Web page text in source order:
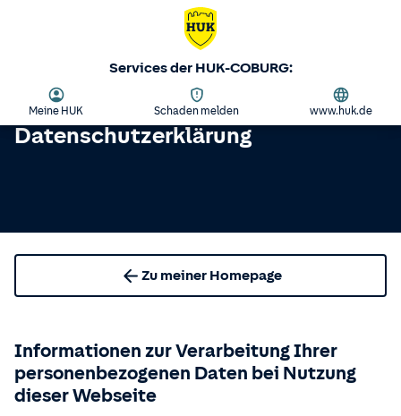
Services der HUK-COBURG:
Meine HUK Schaden melden www.huk.de
Datenschutzerklärung
Zu meiner Homepage
Informationen zur Verarbeitung Ihrer
personenbezogenen Daten bei Nutzung
dieser Webseite